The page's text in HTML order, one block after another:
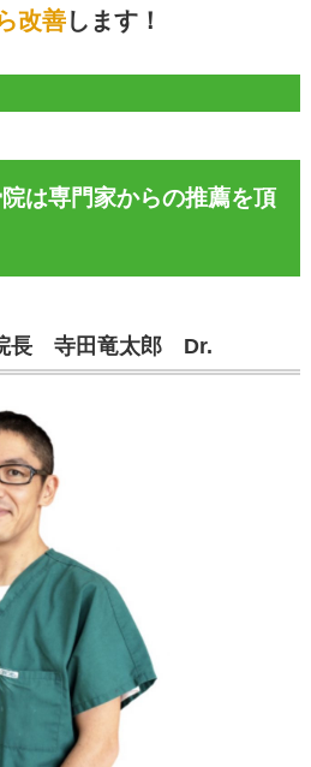
改善します！
は専門家からの推薦を頂
長 寺田竜太郎 Dr.